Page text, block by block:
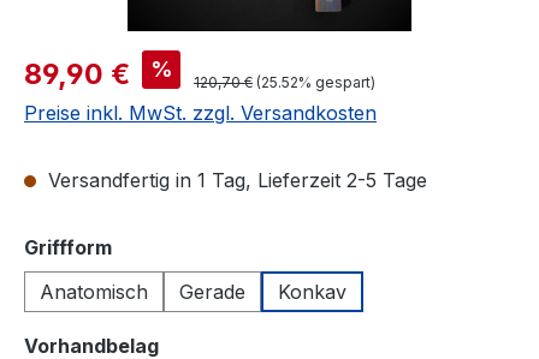
Verkaufspreis:
89,90 € % Regulärer Preis:
120,70 € (25.52% gespart)
Preise inkl. MwSt. zzgl. Versandkosten
Versandfertig in 1 Tag, Lieferzeit 2-5 Tage
Griffformauswählen
Anatomisch
Gerade Konkav
Vorhandbelagauswählen